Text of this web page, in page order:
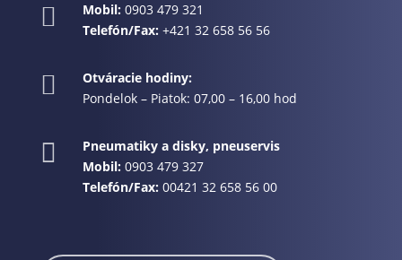
 Mobil: 0903 479 321
Telefón/Fax:+421 32 658 56 56

Otváracie hodiny:
Pondelok – Piatok: 07,00 – 16,00 hod

Pneumatiky a disky, pneuservis
Mobil: 0903 479 327
Telefón/Fax:00421 32 658 56 00